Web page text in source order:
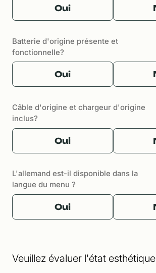
Oui
Batterie d'origine présente et
fonctionnelle?
Oui
Câble d'origine et chargeur d'origine
inclus?
Oui
L'allemand est-il disponible dans la
langue du menu ?
Oui
Veuillez évaluer l'état esthétique